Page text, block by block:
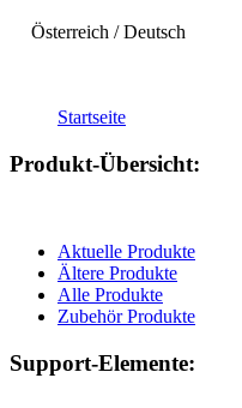
Österreich / Deutsch
Startseite
Produkt-Übersicht:
Aktuelle Produkte
Ältere Produkte
Alle Produkte
Zubehör Produkte
Support-Elemente: